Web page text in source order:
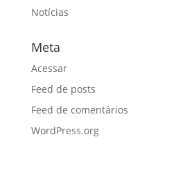
Notícias
Meta
Acessar
Feed de posts
Feed de comentários
WordPress.org